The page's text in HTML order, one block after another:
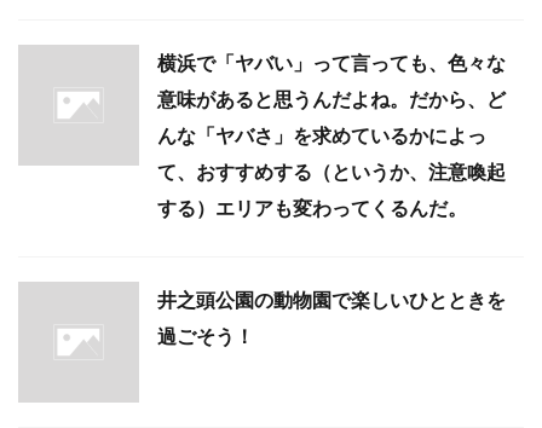
横浜で「ヤバい」って言っても、色々な
意味があると思うんだよね。だから、ど
んな「ヤバさ」を求めているかによっ
て、おすすめする（というか、注意喚起
する）エリアも変わってくるんだ。
井之頭公園の動物園で楽しいひとときを
過ごそう！